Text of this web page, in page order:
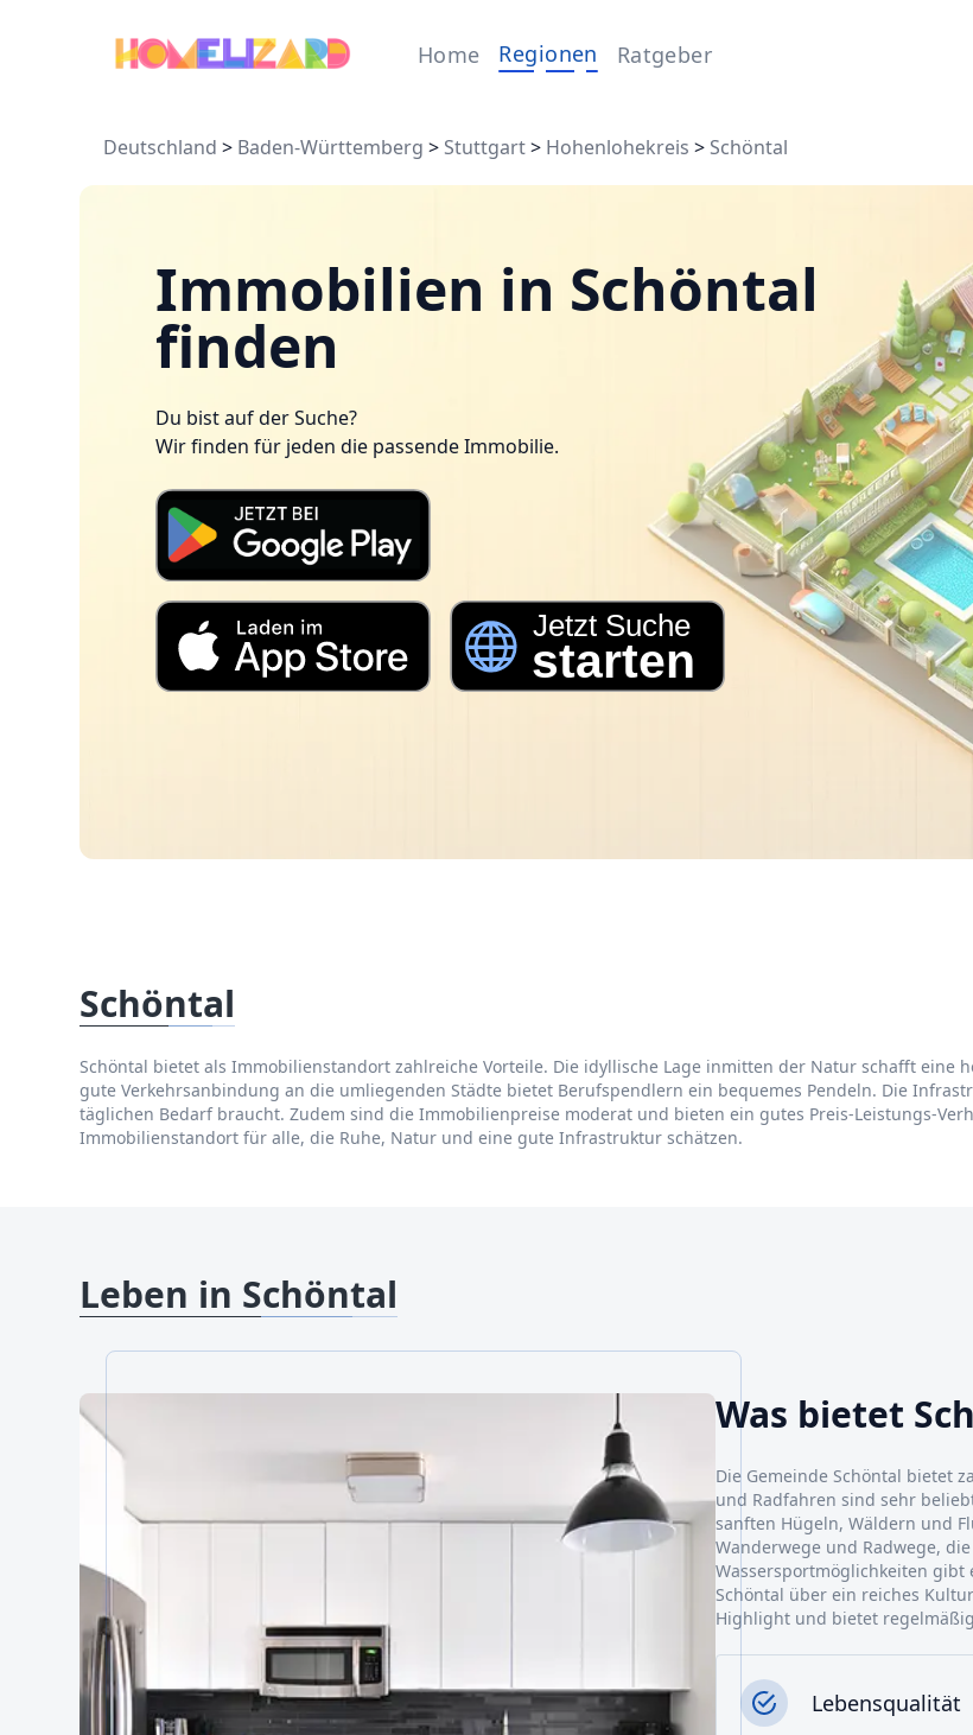
Home Regionen Ratgeber
Deutschland > Baden-Württemberg > Stuttgart> Hohenlohekreis > Schöntal
Immobilien in Schöntal
finden
Du bist auf der Suche?
Wir finden für jeden die passende Immobilie.
Schöntal
Schöntal bietet als Immobilienstandort zahlreiche Vorteile. Die idyllische Lage inmitten der Natur schafft eine
gute Verkehrsanbindung an die umliegenden Städte bietet Berufspendlern ein bequemes Pendeln. Die
täglichen Bedarf braucht. Zudem sind die Immobilienpreise moderat und bieten ein gutes Preis-Leistungs-
Immobilienstandort für alle, die Ruhe, Natur und eine gute Infrastruktur schätzen.
Leben in Schöntal
Was bietet
Die Gemeinde Schöntal bietet
und Radfahren sind sehr
sanften Hügeln, Wäldern und
Wanderwege und Radwege,
Wassersportmöglichkeiten gibt
Schöntal über ein reiches
Highlight und bietet
Lebensqualität